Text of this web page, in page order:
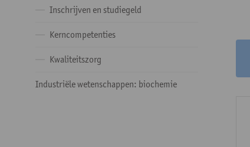
Inschrijven en studiegeld
Kerncompetenties
Kwaliteitszorg
Industriële wetenschappen: biochemie